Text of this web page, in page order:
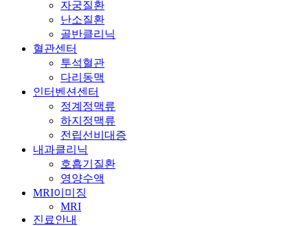
자궁질환
난소질환
골반클리닉
혈관센터
투석혈관
다리동맥
인터벤션센터
정계정맥류
하지정맥류
전립선비대증
내과클리닉
호흡기질환
영양수액
MRI이미징
MRI
진료안내